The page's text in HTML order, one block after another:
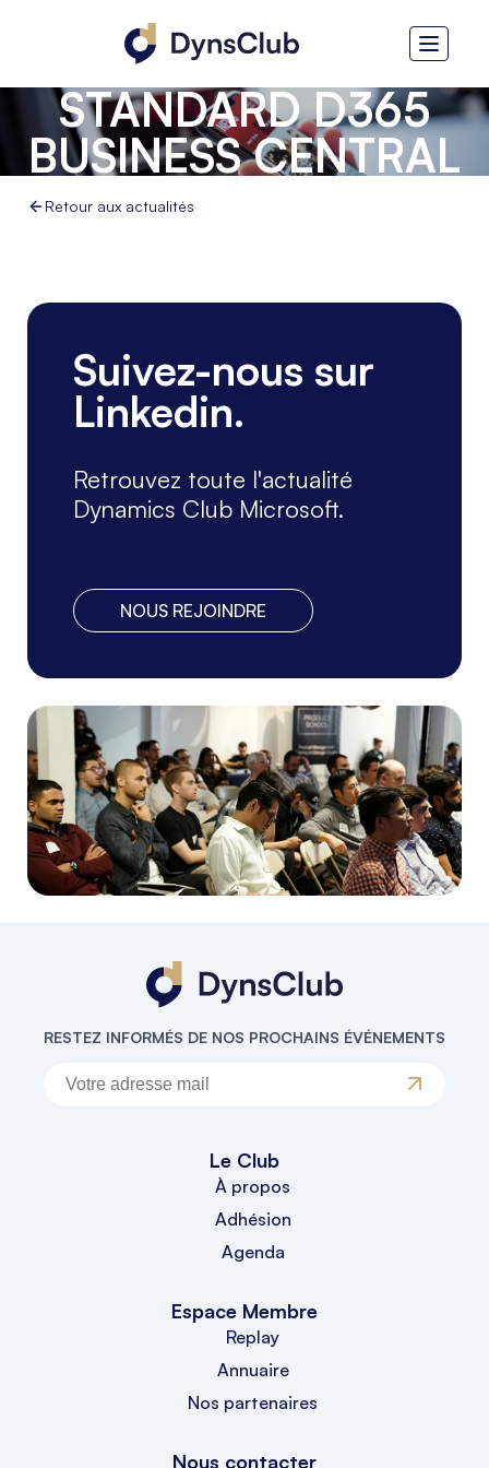
COSMO CONSULT
– LE CONNECTEUR
STANDARD D365
BUSINESS CENTRAL
ET CRM CUSTOMER
Retour aux actualités
Suivez-nous sur
Linkedin.
Retrouvez toute l'actualité
Dynamics Club Microsoft.
NOUS REJOINDRE
RESTEZ INFORMÉS DE NOS PROCHAINS ÉVÉNEMENTS
Le Club
À propos
Adhésion
Agenda
Espace Membre
Replay
Annuaire
Nos partenaires
Nous contacter